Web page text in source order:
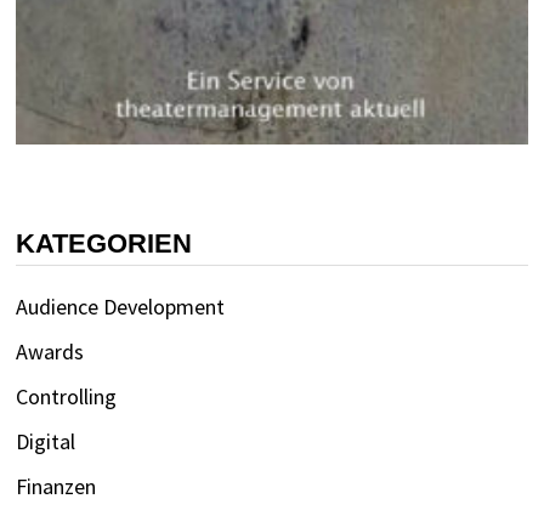
KATEGORIEN
Audience Development
Awards
Controlling
Digital
Finanzen